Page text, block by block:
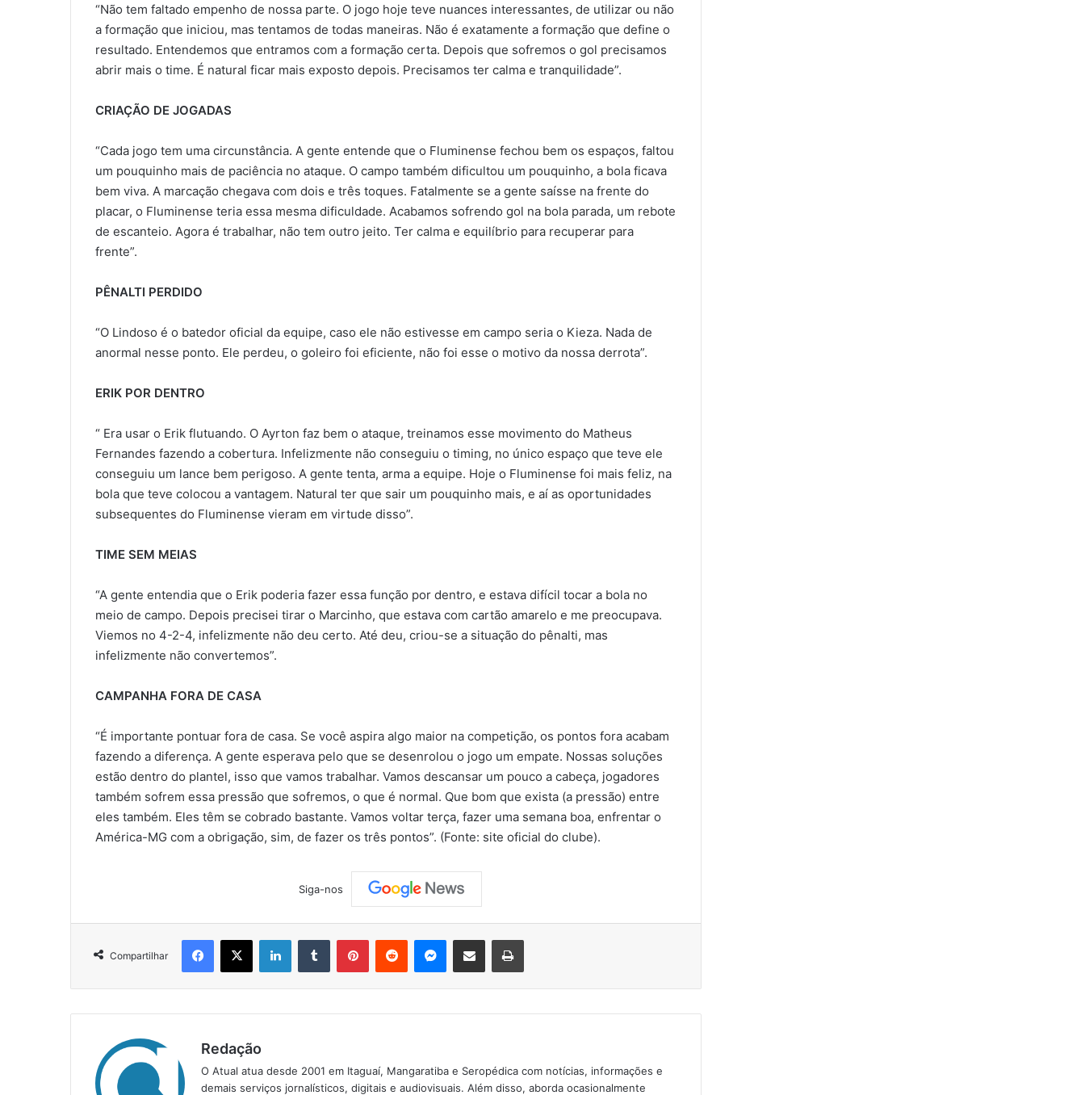
“Não tem faltado empenho de nossa parte. O jogo hoje teve nuances interessantes, de utilizar ou não
a formação que iniciou, mas tentamos de todas maneiras. Não é exatamente a formação que define o
resultado. Entendemos que entramos com a formação certa. Depois que sofremos o gol precisamos
abrir mais o time. É natural ficar mais exposto depois. Precisamos ter calma e tranquilidade”.
CRIAÇÃO DE JOGADAS
“Cada jogo tem uma circunstância. A gente entende que o Fluminense fechou bem os espaços, faltou
um pouquinho mais de paciência no ataque. O campo também dificultou um pouquinho, a bola ficava
bem viva. A marcação chegava com dois e três toques. Fatalmente se a gente saísse na frente do
placar, o Fluminense teria essa mesma dificuldade. Acabamos sofrendo gol na bola parada, um rebote
de escanteio. Agora é trabalhar, não tem outro jeito. Ter calma e equilíbrio para recuperar para
frente”.
PÊNALTI PERDIDO
“O Lindoso é o batedor oficial da equipe, caso ele não estivesse em campo seria o Kieza. Nada de
anormal nesse ponto. Ele perdeu, o goleiro foi eficiente, não foi esse o motivo da nossa derrota”.
ERIK POR DENTRO
“ Era usar o Erik flutuando. O Ayrton faz bem o ataque, treinamos esse movimento do Matheus
Fernandes fazendo a cobertura. Infelizmente não conseguiu o timing, no único espaço que teve ele
conseguiu um lance bem perigoso. A gente tenta, arma a equipe. Hoje o Fluminense foi mais feliz, na
bola que teve colocou a vantagem. Natural ter que sair um pouquinho mais, e aí as oportunidades
subsequentes do Fluminense vieram em virtude disso”.
TIME SEM MEIAS
“A gente entendia que o Erik poderia fazer essa função por dentro, e estava difícil tocar a bola no
meio de campo. Depois precisei tirar o Marcinho, que estava com cartão amarelo e me preocupava.
Viemos no 4-2-4, infelizmente não deu certo. Até deu, criou-se a situação do pênalti, mas
infelizmente não convertemos”.
CAMPANHA FORA DE CASA
“É importante pontuar fora de casa. Se você aspira algo maior na competição, os pontos fora acabam
fazendo a diferença. A gente esperava pelo que se desenrolou o jogo um empate. Nossas soluções
estão dentro do plantel, isso que vamos trabalhar. Vamos descansar um pouco a cabeça, jogadores
também sofrem essa pressão que sofremos, o que é normal. Que bom que exista (a pressão) entre
eles também. Eles têm se cobrado bastante. Vamos voltar terça, fazer uma semana boa, enfrentar o
América-MG com a obrigação, sim, de fazer os três pontos”. (Fonte: site oficial do clube).
Siga-nos
Compartilhar
Redação
O Atual atua desde 2001 em Itaguaí, Mangaratiba e Seropédica com notícias, informações e
demais serviços jornalísticos, digitais e audiovisuais. Além disso, aborda ocasionalmente